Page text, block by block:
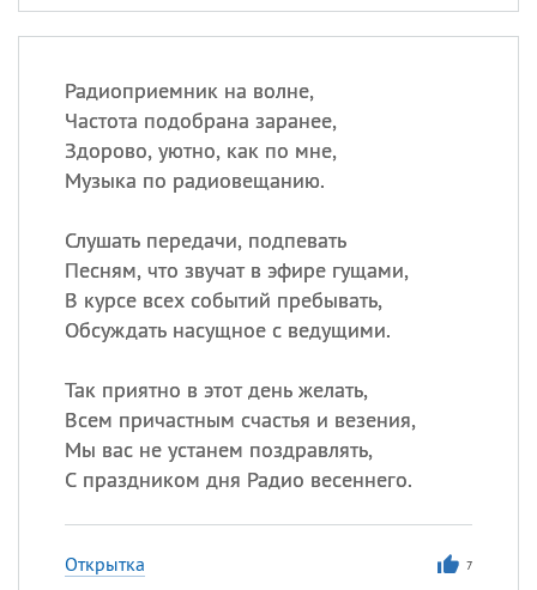
Радиоприемник на волне,
Частота подобрана заранее,
Здорово, уютно, как по мне,
Музыка по радиовещанию.
Слушать передачи, подпевать
Песням, что звучат в эфире гущами,
В курсе всех событий пребывать,
Обсуждать насущное с ведущими.
Так приятно в этот день желать,
Всем причастным счастья и везения,
Мы вас не устанем поздравлять,
С праздником дня Радио весеннего.
Открытка 7